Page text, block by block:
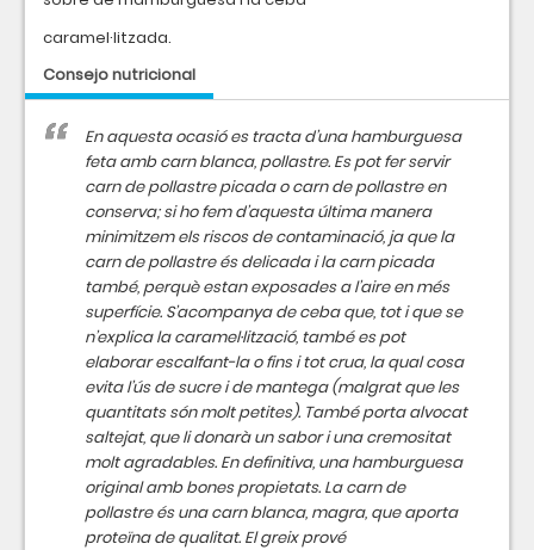
caramel·litzada.
Consejo nutricional
En aquesta ocasió es tracta d’una hamburguesa
feta amb carn blanca, pollastre. Es pot fer servir
carn de pollastre picada o carn de pollastre en
conserva; si ho fem d’aquesta última manera
minimitzem els riscos de contaminació, ja que la
carn de pollastre és delicada i la carn picada
també, perquè estan exposades a l’aire en més
superfície. S’acompanya de ceba que, tot i que se
n’explica la caramel·lització, també es pot
elaborar escalfant-la o fins i tot crua, la qual cosa
evita l’ús de sucre i de mantega (malgrat que les
quantitats són molt petites). També porta alvocat
saltejat, que li donarà un sabor i una cremositat
molt agradables. En definitiva, una hamburguesa
original amb bones propietats. La carn de
pollastre és una carn blanca, magra, que aporta
proteïna de qualitat. El greix prové